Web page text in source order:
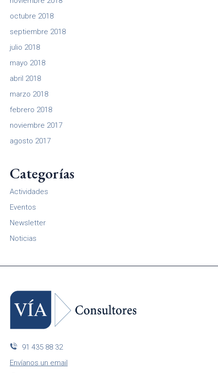
octubre 2018
septiembre 2018
julio 2018
mayo 2018
abril 2018
marzo 2018
febrero 2018
noviembre 2017
agosto 2017
Categorías
Actividades
Eventos
Newsletter
Noticias
91 435 88 32
Envíanos un email